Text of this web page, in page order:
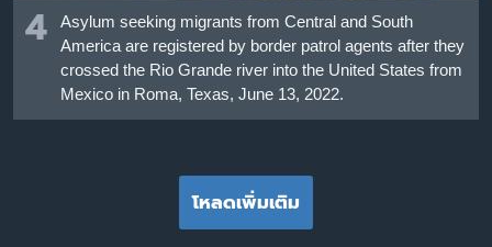
4
Asylum seeking migrants from Central and South
America are registered by border patrol agents after they
crossed the Rio Grande river into the United States from
Mexico in Roma, Texas, June 13, 2022.
โหลดเพิ่มเติม